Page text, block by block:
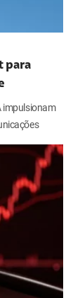
para
impulsionam